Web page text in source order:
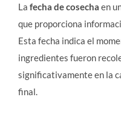
La fecha de cosecha en
que proporciona
Esta fecha indica el
ingredientes fueron
significativamente en la
final.